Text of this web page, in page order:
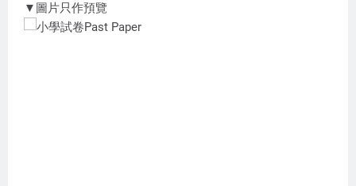
▼圖片只作預覽